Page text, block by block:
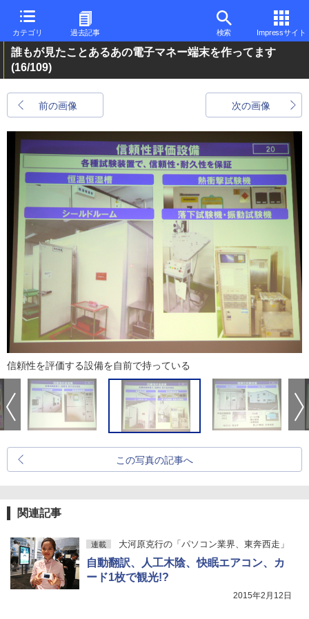
カテゴリ 過去記事 検索 Impressサイト
誰もが見たことあるあの電子マネー端末を作ってます
(16/109)
前の画像 次の画像
信頼性を評価する設備を自前で持っている
この写真の記事へ
関連記事
連載 大河原克行の「パソコン業界、東奔西走」
自動翻訳、人工木陰、快眠エアコン、カ
ード1枚で観光!?
2015年2月12日